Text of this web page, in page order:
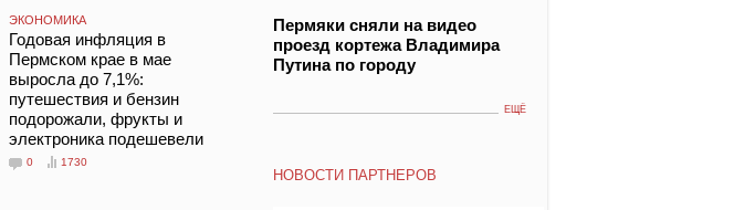
ЭКОНОМИКА
Годовая инфляция в
Пермском крае в мае
выросла до 7,1%:
путешествия и бензин
подорожали, фрукты и
электроника подешевели
0 1730
Пермяки сняли на видео
проезд кортежа Владимира
Путина по городу
ЕЩЁ
НОВОСТИ ПАРТНЕРОВ